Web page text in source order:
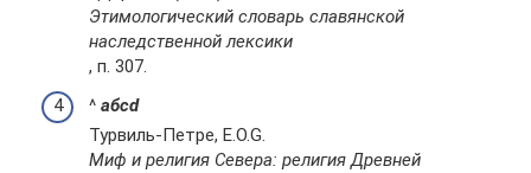
Этимологический словарь славянской
наследственной лексики
, п. 307.
^ абcd
Турвиль-Петре, E.O.G.
Миф и религия Севера: религия Древней